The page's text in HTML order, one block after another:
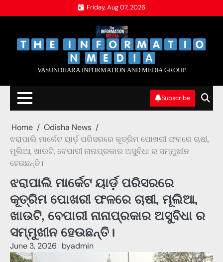
to
Friday, Aug 07, 2026
V̲A̲S̲U̲N̲D̲H̲A̲R̲A̲ I̲N̲F̲O̲R̲M̲A̲T̲I̲O̲N̲ A̲N̲D̲ M̲E̲D̲I̲A̲ G̲R̲O̲U̲P̲
Subscribe
Home
Odisha News
ଝରାପାଲି ମାର୍କେଟ ୟାର୍ଡ଼ ପରିସରରେ କୂତ୍ରିମ ପୋଖରୀ ଫଳରେ ଚାଷୀ,
ମୂଲିଆ, ଖାଉଟି, ବେପାରୀ ନାନାପ୍ରକାର ଅସୁବିଧା ର ସମ୍ମୁଖୀନ
ହେଉଛନ୍ତି।
ଝରାପାଲି ମାର୍କେଟ ୟାର୍ଡ଼ ପରିସରରେ
କୂତ୍ରିମ ପୋଖରୀ ଫଳରେ ଚାଷୀ, ମୂଲିଆ,
ଖାଉଟି, ବେପାରୀ ନାନାପ୍ରକାର ଅସୁବିଧା ର
ସମ୍ମୁଖୀନ ହେଉଛନ୍ତି।
June 3, 2026 byadmin